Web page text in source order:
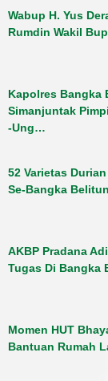
Wabup H. Yus
Rumdin Wakil
Kapolres Bangka
Simanjuntak
-Ung…
52 Varietas
Se-Bangka
AKBP Pradana
Tugas Di Bangka
Momen HUT
Bantuan Rumah